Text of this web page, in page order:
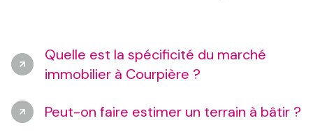
Quelle est la spécificité du marché
immobilier à Courpière ?
Peut-on faire estimer un terrain à bâtir ?